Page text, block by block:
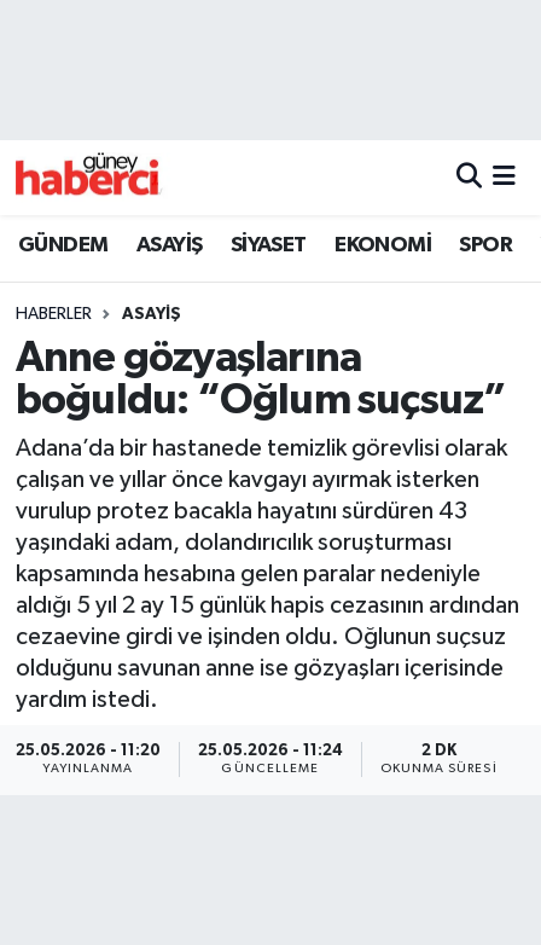
GÜNDEM ASAYİŞ SİYASET EKONOMİ SPOR
HABERLER ASAYİŞ
Anne gözyaşlarına
boğuldu: “Oğlum suçsuz”
Adana’da bir hastanede temizlik görevlisi olarak
çalışan ve yıllar önce kavgayı ayırmak isterken
vurulup protez bacakla hayatını sürdüren 43
yaşındaki adam, dolandırıcılık soruşturması
kapsamında hesabına gelen paralar nedeniyle
aldığı 5 yıl 2 ay 15 günlük hapis cezasının ardından
cezaevine girdi ve işinden oldu. Oğlunun suçsuz
olduğunu savunan anne ise gözyaşları içerisinde
yardım istedi.
25.05.2026 - 11:20
YAYINLANMA
25.05.2026 - 11:24
GÜNCELLEME
2 DK
OKUNMA SÜRESI
Beyoğlu Trafik Yoğunluk Haritası
Son Dakika Haberleri
Haber Arşivi